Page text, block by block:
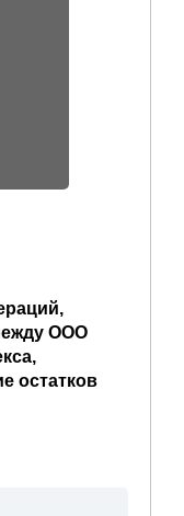
ООО
остатков